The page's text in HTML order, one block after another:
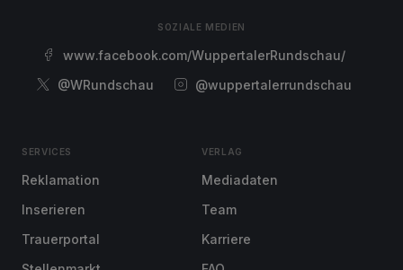
SOZIALE MEDIEN
www.facebook.com/WuppertalerRundschau/
@WRundschau
@wuppertalerrundschau
SERVICES
Reklamation
Inserieren
Trauerportal
VERLAG
Mediadaten
Team
Karriere